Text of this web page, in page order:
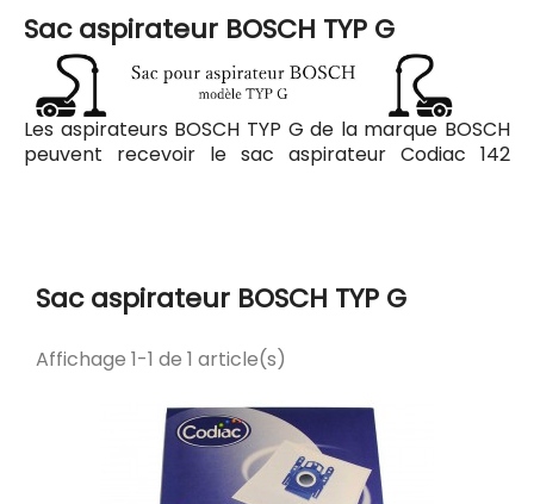
Sac aspirateur BOSCH TYP G
Les aspirateurs BOSCH TYP G de la marque BOSCH
peuvent recevoir le sac aspirateur Codiac 142
Sac aspirateur BOSCH TYP G
Affichage 1-1 de 1 article(s)